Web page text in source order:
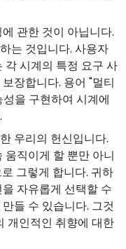
관한 것이 아닙니다.
는 것입니다. 사용자
각 시계의 특정 요구 사
장합니다. 용어 "멀티
을 구현하여 시계에
우리의 헌신입니다.
직이게 할 뿐만 아니
그렇게 합니다. 귀하
자유롭게 선택할 수
들 수 있습니다. 그것
개인적인 취향에 대한